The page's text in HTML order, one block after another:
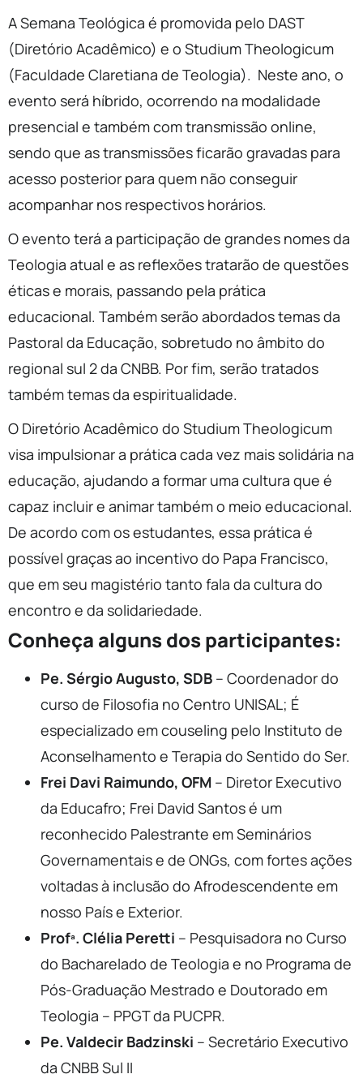
A Semana Teológica é promovida pelo DAST
(Diretório Acadêmico) e o Studium Theologicum
(Faculdade Claretiana de Teologia). Neste ano, o
evento será híbrido, ocorrendo na modalidade
presencial e também com transmissão online,
sendo que as transmissões ficarão gravadas para
acesso posterior para quem não conseguir
acompanhar nos respectivos horários.
O evento terá a participação de grandes nomes da
Teologia atual e as reflexões tratarão de questões
éticas e morais, passando pela prática
educacional. Também serão abordados temas da
Pastoral da Educação, sobretudo no âmbito do
regional sul 2 da CNBB. Por fim, serão tratados
também temas da espiritualidade.
O Diretório Acadêmico do Studium Theologicum
visa impulsionar a prática cada vez mais solidária na
educação, ajudando a formar uma cultura que é
capaz incluir e animar também o meio educacional.
De acordo com os estudantes, essa prática é
possível graças ao incentivo do Papa Francisco,
que em seu magistério tanto fala da cultura do
encontro e da solidariedade.
Conheça alguns dos participantes:
Pe. Sérgio Augusto, SDB – Coordenador do
curso de Filosofia no Centro UNISAL; É
especializado em couseling pelo Instituto de
Aconselhamento e Terapia do Sentido do Ser.
Frei Davi Raimundo, OFM – Diretor Executivo
da Educafro; Frei David Santos é um
reconhecido Palestrante em Seminários
Governamentais e de ONGs, com fortes ações
voltadas à inclusão do Afrodescendente em
nosso País e Exterior.
Profª. Clélia Peretti – Pesquisadora no Curso
do Bacharelado de Teologia e no Programa de
Pós-Graduação Mestrado e Doutorado em
Teologia – PPGT da PUCPR.
Pe. Valdecir Badzinski – Secretário Executivo
da CNBB Sul II